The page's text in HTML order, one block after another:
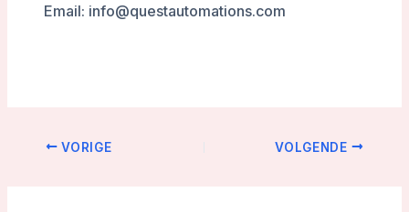
Email: info@questautomations.com
VORIGE VOLGENDE